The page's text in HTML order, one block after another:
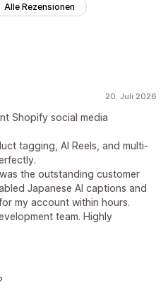
Alle Rezensionen
20. Juli 2026
Shopify social media
tagging, AI Reels, and multi-
the outstanding customer
Japanese AI captions and
my account within hours.
team. Highly